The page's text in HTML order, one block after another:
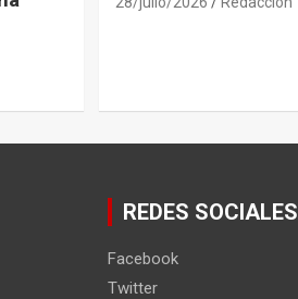
REDES SOCIALES
Facebook
Twitter